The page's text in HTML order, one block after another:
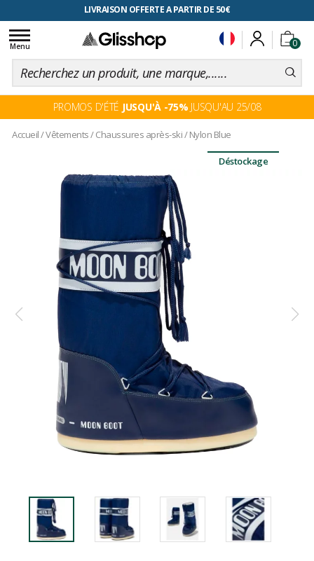
LIVRAISON OFFERTE A PARTIR DE 50€
RETOUR FACILITÉ, 100 jours pour changer d'avis
0
Toggle
navigation
Menu
PROMOS D'ÉTÉ JUSQU'À -75% JUSQU'AU 25/08
Accueil/Vêtements/Chaussures après-ski/Nylon Blue
Déstockage